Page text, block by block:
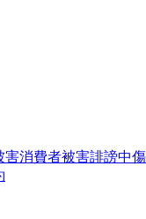
害消費者被害誹謗中傷